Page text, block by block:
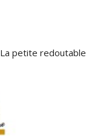
La petite redoutable